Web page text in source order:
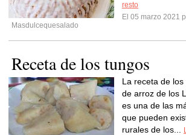
resto
El 05 marzo 2021
Masdulcequesalado
Receta de los tungos
La receta de
de arroz de los
es una de las
que pueden
rurales de los...